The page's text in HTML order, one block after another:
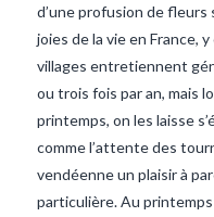
d’une profusion de fleurs
joies de la vie en France,
villages entretiennent
ou trois fois par an, mais
printemps, on les laisse
comme l’attente des
vendéenne un plaisir à
particulière. Au